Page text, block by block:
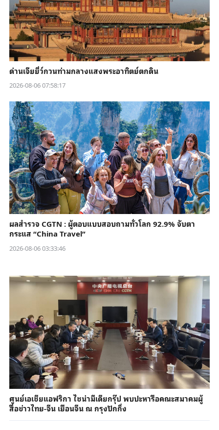
ด่านเจียยี่ว์กวนท่ามกลางแสงพระอาทิตย์ตกดิน
2026-08-06 07:58:17
ผลสำรวจ CGTN : ผู้ตอบแบบสอบถามทั่วโลก 92.9% จับตา
กระแส “China Travel”
2026-08-06 03:33:46
ศูนย์เอเชียแอฟริกา ไชน่ามีเดียกรุ๊ป พบปะหารือคณะสมาคมผู้
สื่อข่าวไทย-จีน เยือนจีน ณ กรุงปักกิ่ง